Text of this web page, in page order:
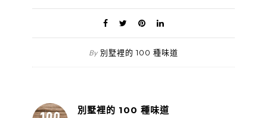
By 別墅裡的 100 種味道
別墅裡的 100 種味道